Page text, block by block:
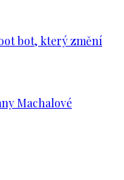
bot, který změní
Machalové